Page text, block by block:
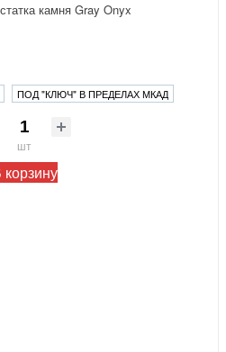
камня Gray Onyx
ПОД "КЛЮЧ" В ПРЕДЕЛАХ МКАД
шт
корзину